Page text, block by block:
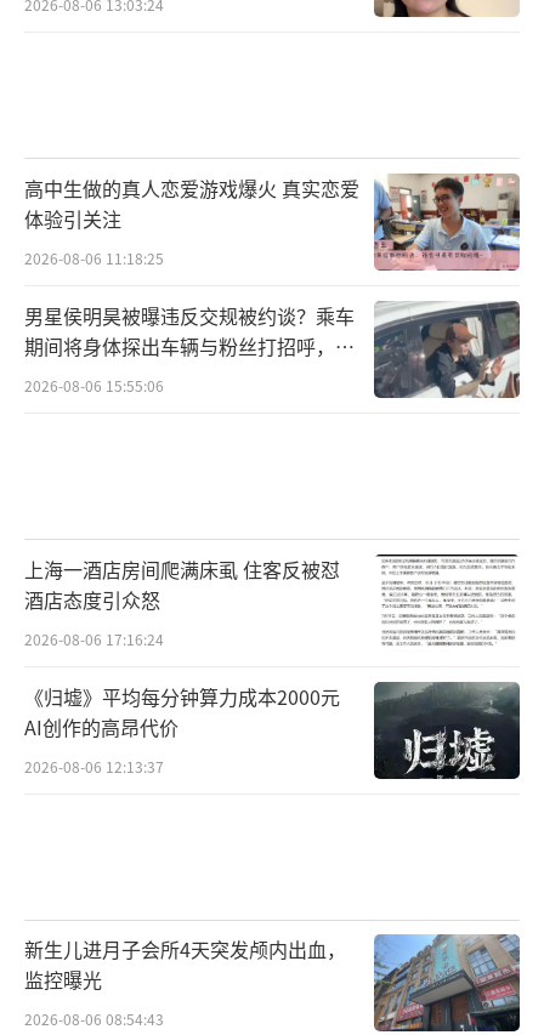
2026-08-06 13:03:24
高中生做的真人恋爱游戏爆火 真实恋爱
体验引关注
2026-08-06 11:18:25
男星侯明昊被曝违反交规被约谈？乘车
期间将身体探出车辆与粉丝打招呼，当
地交警回应
2026-08-06 15:55:06
上海一酒店房间爬满床虱 住客反被怼
酒店态度引众怒
2026-08-06 17:16:24
《归墟》平均每分钟算力成本2000元
AI创作的高昂代价
2026-08-06 12:13:37
新生儿进月子会所4天突发颅内出血，
监控曝光
2026-08-06 08:54:43